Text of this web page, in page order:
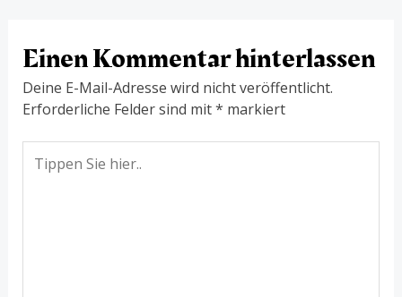
Einen Kommentar hinterlassen
Deine E-Mail-Adresse wird nicht veröffentlicht.
Erforderliche Felder sind mit* markiert
Sie